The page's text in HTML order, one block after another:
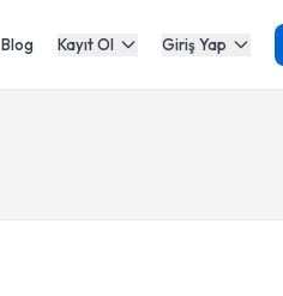
Blog Kayıt Ol Giriş Yap